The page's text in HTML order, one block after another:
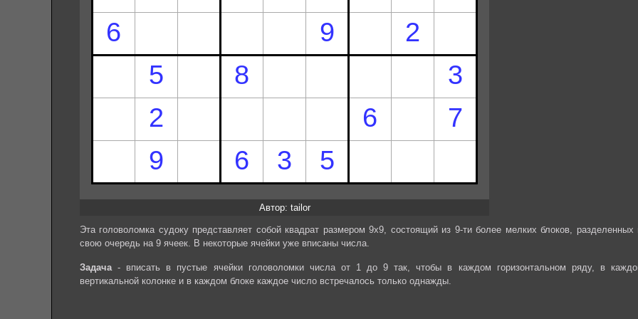
Автор: tailor
Эта головоломка судоку представляет собой квадрат размером 9х9, состоящий из 9-ти более мелких блоков, разделенных
свою очередь на 9 ячеек. В некоторые ячейки уже вписаны числа.
Задача- вписать в пустые ячейки головоломки числа от 1 до 9 так, чтобы в каждом горизонтальном ряду, в
вертикальной колонке и в каждом блоке каждое число встречалось только однажды.